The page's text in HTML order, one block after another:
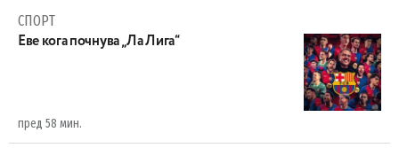
СПОРТ
Еве кога почнува „Ла Лига“
пред 58 мин.